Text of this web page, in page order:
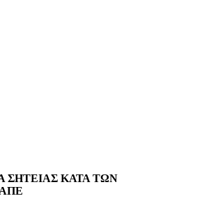
ΣΗΤΕΙΑΣ ΚΑΤΑ ΤΩΝ